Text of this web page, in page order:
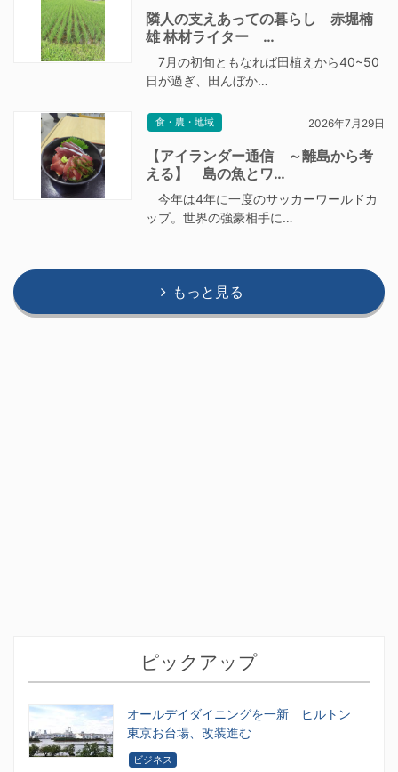
隣人の支えあっての暮らし 赤堀楠
雄 林材ライター …
7月の初旬ともなれば田植えから40~50
日が過ぎ、田んぼか…
食・農・地域 2026年7月29日
【アイランダー通信 ～離島から考
える】 島の魚とワ…
今年は4年に一度のサッカーワールドカ
ップ。世界の強豪相手に…
もっと見る
ピックアップ
オールデイダイニングを一新 ヒルトン
東京お台場、改装進む
ビジネス